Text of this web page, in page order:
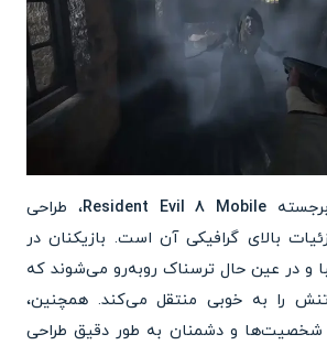
Resident Evil 8 Mobile، طراحی
بالای گرافیکی آن است. بازیکنان در
و در عین حال ترسناک روبه‌رو می‌شوند که
را به خوبی منتقل می‌کند. همچنین،
شخصیت‌ها و دشمنان به طور دقیق طراحی